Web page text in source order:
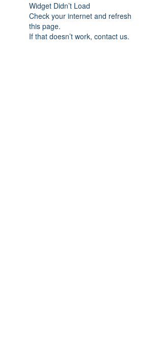
Widget Didn’t Load
Check your internet and refresh
this page.
If that doesn’t work, contact us.